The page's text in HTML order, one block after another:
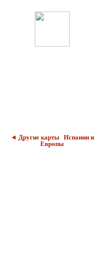
◄ Другие карты Испании и
Европы